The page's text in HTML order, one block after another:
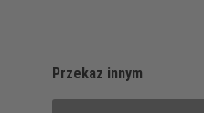
Przekaz innym